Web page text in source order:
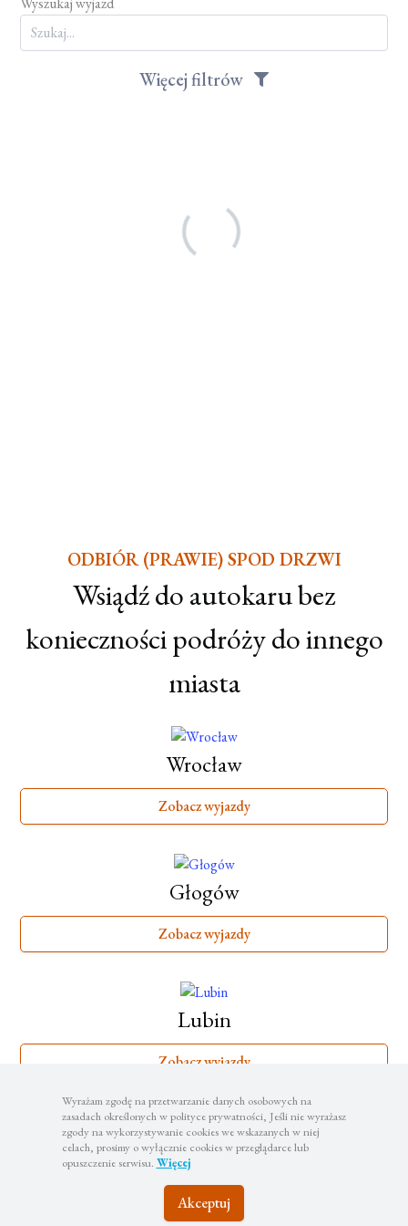
Więcej filtrów
ODBIÓR (PRAWIE) SPOD DRZWI
Wsiądź do autokaru bez
konieczności podróży do innego
miasta
Wrocław
Zobacz wyjazdy
Głogów
Zobacz wyjazdy
Lubin
Zobacz wyjazdy
Legnica
Zobacz wyjazdy
Wyrażam zgodę na przetwarzanie danych osobowych na
zasadach określonych w polityce prywatności, Jeśli nie wyrażasz
zgody na wykorzystywanie cookies we wskazanych w niej
celach, prosimy o wyłącznie cookies w przeglądarce lub
opuszczenie serwisu. Więcej
Akceptuj